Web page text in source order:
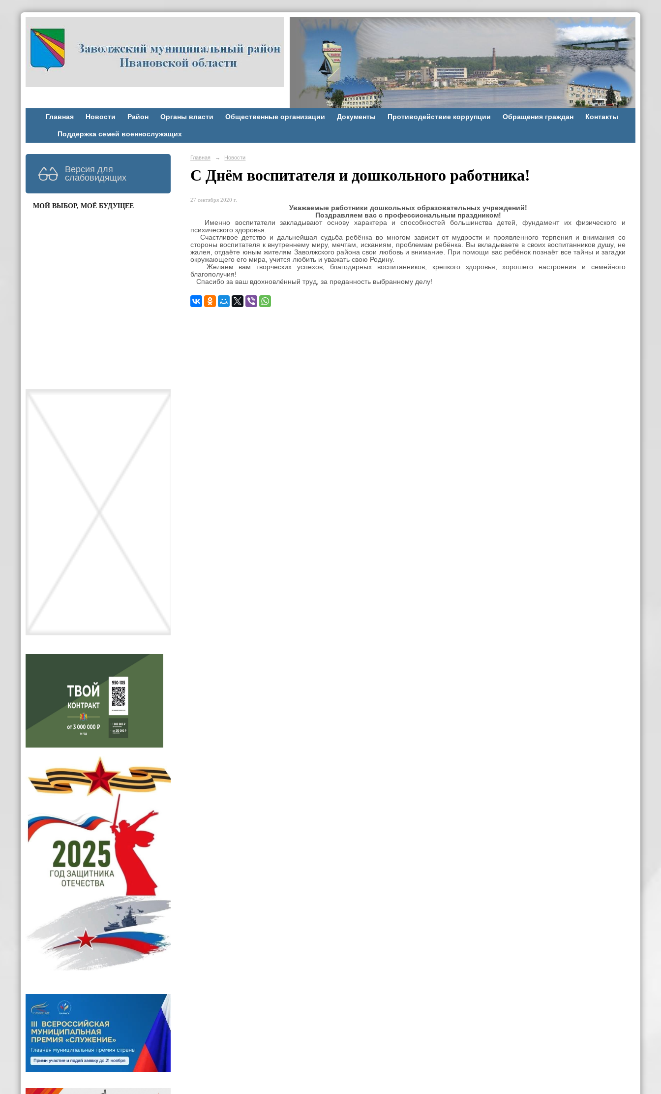
Главная Новости Район Органы власти Общественные организации Документы Противодействие коррупции Обращения граждан Контакты
Поддержка семей военнослужащих
Версия для
слабовидящих
МОЙ ВЫБОР, МОЁ БУДУЩЕЕ
Главная → Новости
С Днём воспитателя и дошкольного работника!
27 сентября 2020 г.
Уважаемые работники дошкольных образовательных учреждений!
Поздравляем вас с профессиональным праздником!
Именно воспитатели закладывают основу характера и способностей большинства детей, фундамент их физического и
психического здоровья.
Счастливое детство и дальнейшая судьба ребёнка во многом зависит от мудрости и проявленного терпения и внимания со
стороны воспитателя к внутреннему миру, мечтам, исканиям, проблемам ребёнка. Вы вкладываете в своих воспитанников душу, не
жалея, отдаёте юным жителям Заволжского района свои любовь и внимание. При помощи вас ребёнок познаёт все тайны и загадки
окружающего его мира, учится любить и уважать свою Родину.
Желаем вам творческих успехов, благодарных воспитанников, крепкого здоровья, хорошего настроения и семейного
благополучия!
Спасибо за ваш вдохновлённый труд, за преданность выбранному делу!